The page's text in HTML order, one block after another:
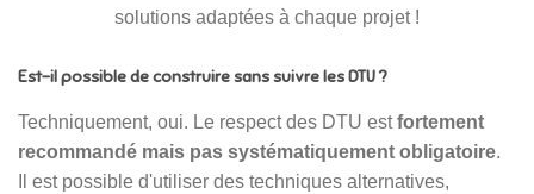
solutions adaptées à chaque projet !
Est-il possible de construire sans suivre les DTU ?
Techniquement, oui. Le respect des DTU estfortement
recommandé mais pas systématiquement obligatoire.
Il est possible d'utiliser des techniques alternatives,